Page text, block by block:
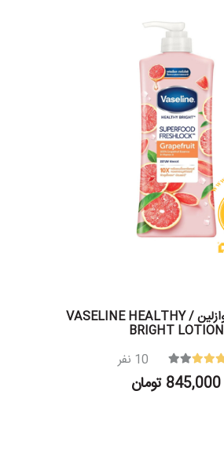
لوسیون بدن وازلین / VASELINE HEALTHY
BRIGHT LOTION
10 نفر
845,000 تومان